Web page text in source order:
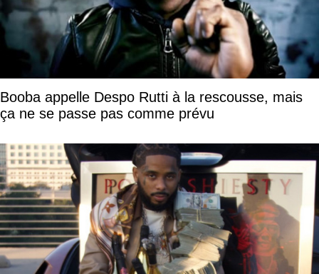
Booba appelle Despo Rutti à la rescousse, mais
ça ne se passe pas comme prévu